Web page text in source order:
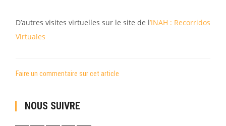
D’autres visites virtuelles sur le site de l’INAH : Recorridos
Virtuales
Faire un commentaire sur cet article
NOUS SUIVRE